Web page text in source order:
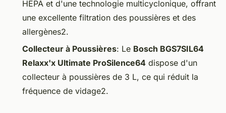
HEPA et d'une technologie multicyclonique, offrant
une excellente filtration des poussières et des
allergènes2.
Collecteur à Poussières: Le Bosch BGS7SIL64
Relaxx'x Ultimate ProSilence64 dispose d'un
collecteur à poussières de 3 L, ce qui réduit la
fréquence de vidage2.